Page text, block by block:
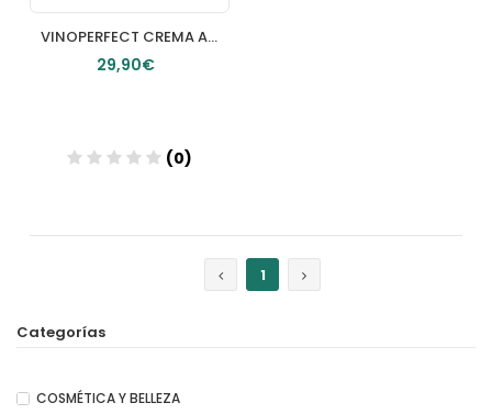
VINOPERFECT CREMA ANTIMANCHAS CAUDALIE RECARGA
29,90€
(0)
1
Categorías
COSMÉTICA Y BELLEZA